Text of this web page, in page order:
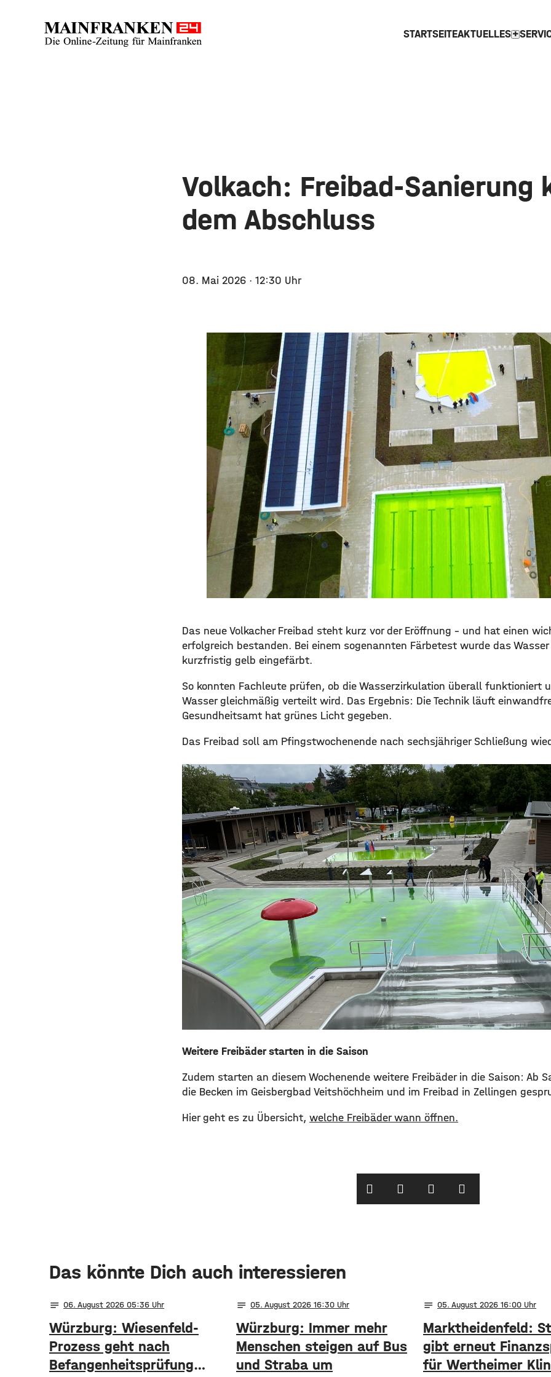
STARTSEITEAKTUELLESexpand_more
Volkach: Freibad-Sanierung
dem Abschluss
08. Mai 2026 · 12:30 Uhr
Das neue Volkacher Freibad steht kurz vor der Eröffnung – und hat einen
erfolgreich bestanden. Bei einem sogenannten Färbetest wurde das Wasser
kurzfristig gelb eingefärbt.
So konnten Fachleute prüfen, ob die Wasserzirkulation überall funktioniert
Wasser gleichmäßig verteilt wird. Das Ergebnis: Die Technik läuft
Gesundheitsamt hat grünes Licht gegeben.
Das Freibad soll am Pfingstwochenende nach sechsjähriger Schließung
Weitere Freibäder starten in die Saison
Zudem starten an diesem Wochenende weitere Freibäder in die Saison: Ab
die Becken im Geisbergbad Veitshöchheim und im Freibad in Zellingen
Hier geht es zu Übersicht, welche Freibäder wann öffnen.
Das könnte Dich auch interessieren
notes 06. August 2026 05:36
Würzburg: Wiesenfeld-
Prozess geht nach
Befangenheitsprüfung
notes 05. August 2026 16:30
Würzburg: Immer mehr
Menschen steigen auf Bus
und Straba um
notes 05. August 2026 16:00
Marktheidenfeld:
gibt erneut
für Wertheimer